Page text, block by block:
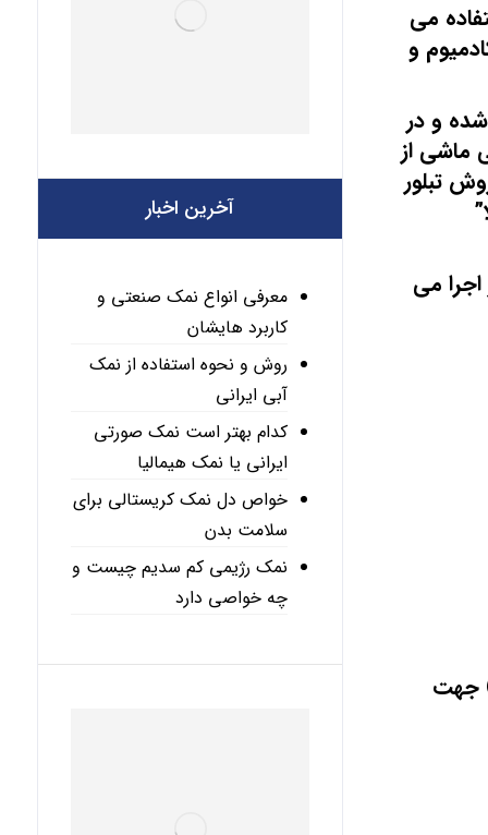
می
و
و در
ماشی از
تبلور
می
جهت
آخرین اخبار
معرفی انواع نمک صنعتی و
کاربرد هایشان
روش و نحوه استفاده از نمک
آبی ایرانی
کدام بهتر است نمک صورتی
ایرانی یا نمک هیمالیا
خواص دل نمک کریستالی برای
سلامت بدن
نمک رژیمی کم سدیم چیست و
چه خواصی دارد